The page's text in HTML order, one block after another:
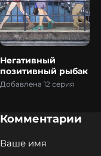
Негативный
позитивный рыбак
Добавлена 12 серия
Комментарии